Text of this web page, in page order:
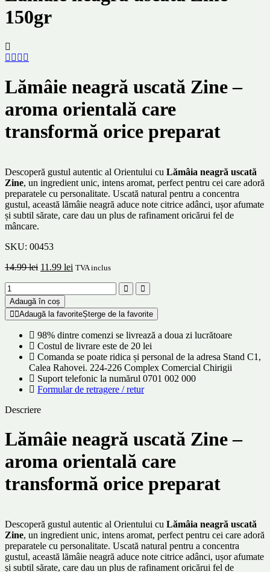
150gr
Lămâie neagră uscată Zine –
aroma orientală care
transformă orice preparat
Descoperă gustul autentic al Orientului cu Lămâia neagră uscată
Zine, un ingredient unic, intens aromat, perfect pentru cei care adoră
preparatele cu personalitate. Uscată natural pentru a concentra
gustul, această lămâie neagră aduce note citrice adânci, ușor afumate
și subtil sărate, care dau un plus de rafinament oricărui fel de
mâncare.
SKU: 00453
14.99lei 11.99 lei TVA inclus
Adaugă în coș
Adaugă la favoriteȘterge de la favorite
98% dintre comenzi se livrează a doua zi lucrătoare
Costul de livrare este de 20 lei
Comanda se poate ridica și personal de la adresa Stand C1,
Calea Rahovei. 224-226 Complex Comercial Chirigii
Suport telefonic la numărul 0701 002 000
Formular de retragere / retur
Descriere
Lămâie neagră uscată Zine –
aroma orientală care
transformă orice preparat
Descoperă gustul autentic al Orientului cu Lămâia neagră uscată
Zine, un ingredient unic, intens aromat, perfect pentru cei care adoră
preparatele cu personalitate. Uscată natural pentru a concentra
gustul, această lămâie neagră aduce note citrice adânci, ușor afumate
și subtil sărate, care dau un plus de rafinament oricărui fel de